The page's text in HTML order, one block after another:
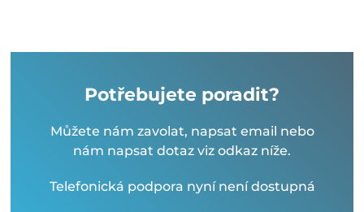
Potřebujete poradit?
Můžete nám zavolat, napsat email nebo
nám napsat dotaz viz odkaz níže.
Telefonická podpora nyní není dostupná